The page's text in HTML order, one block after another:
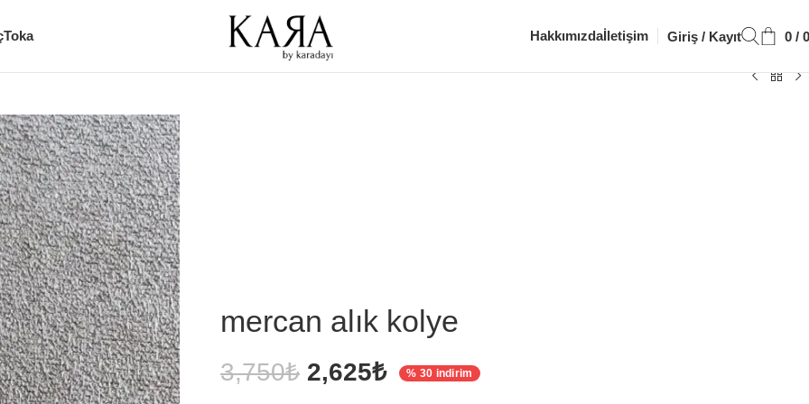
Toka Hakkımızdaİletişim Giriş / Kayıt 0 / 0
mercan alık kolye
3,750₺ 2,625₺ % 30 indirim